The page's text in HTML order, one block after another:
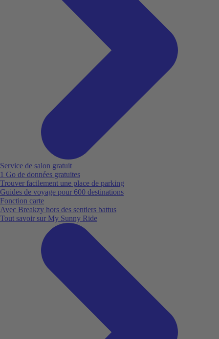
Service de salon gratuit
1 Go de données gratuites
Trouver facilement une place de parking
Guides de voyage pour 600 destinations
Fonction carte
Avec Breakzy hors des sentiers battus
Tout savoir sur My Sunny Ride